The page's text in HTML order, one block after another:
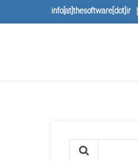
info[at]thesoftware[dot]ir